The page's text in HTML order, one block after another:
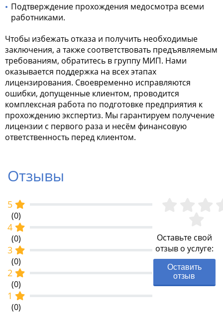
Подтверждение прохождения медосмотра всеми
работниками.
Чтобы избежать отказа и получить необходимые
заключения, а также соответствовать предъявляемым
требованиям, обратитесь в группу МИП. Нами
оказывается поддержка на всех этапах
лицензирования. Своевременно исправляются
ошибки, допущенные клиентом, проводится
комплексная работа по подготовке предприятия к
прохождению экспертиз. Мы гарантируем получение
лицензии с первого раза и несём финансовую
ответственность перед клиентом.
Отзывы
5
(0)
4
(0)
3
(0)
2
(0)
1
(0)
Оставьте свой
отзыв о услуге:
Оставить
отзыв